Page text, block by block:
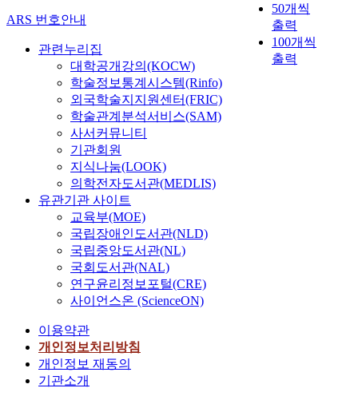
50개씩
출력
100개씩
출력
ARS 번호안내
관련누리집
대학공개강의(KOCW)
학술정보통계시스템(Rinfo)
외국학술지지원센터(FRIC)
학술관계분석서비스(SAM)
사서커뮤니티
기관회원
지식나눔(LOOK)
의학전자도서관(MEDLIS)
유관기관 사이트
교육부(MOE)
국립장애인도서관(NLD)
국립중앙도서관(NL)
국회도서관(NAL)
연구윤리정보포털(CRE)
사이언스온 (ScienceON)
이용약관
개인정보처리방침
개인정보 재동의
기관소개